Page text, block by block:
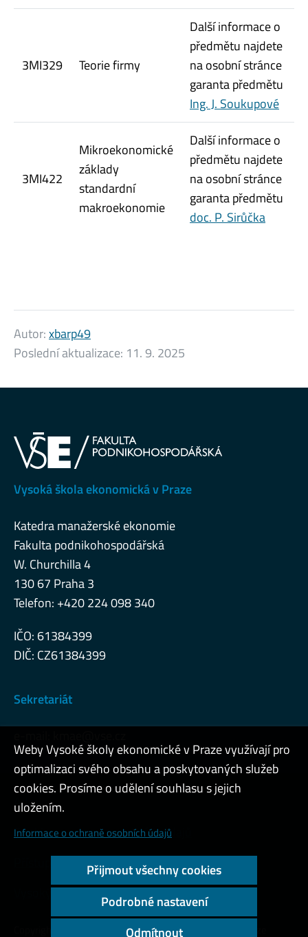
3MI329 Teorie firmy
Další informace o
předmětu najdete
na osobní stránce
garanta předmětu
Ing. J. Soukupové
3MI422
Mikroekonomické
základy
standardní
makroekonomie
Další informace o
předmětu najdete
na osobní stránce
garanta předmětu
doc. P. Sirůčka
Autor:xbarp49
Poslední aktualizace: 11. 9. 2025
Vysoká škola ekonomická v Praze
Katedra manažerské ekonomie
Fakulta podnikohospodářská
W. Churchilla 4
130 67 Praha 3
Telefon: +420 224 098 340
IČO: 61384399
DIČ: CZ61384399
Sekretariát
Admin
Cookies a ochrana osobních údajů
Přístupnost webu
Vysoký kontrast
Copyright © 2000 - 2026 Vysoká škola ekonomická v Praze
Weby Vysoké školy ekonomické v Praze využívají pro
optimalizaci svého obsahu a poskytovaných služeb
cookies. Prosíme o udělení souhlasu s jejich
uložením.
Informace o ochraně osobních údajů
Přijmout všechny cookies
Podrobné nastavení
Odmítnout